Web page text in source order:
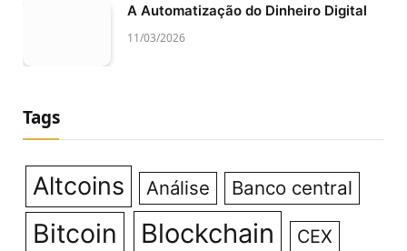
A Automatização do Dinheiro Digital
11/03/2026
Tags
Altcoins Análise Banco central
Bitcoin Blockchain CEX